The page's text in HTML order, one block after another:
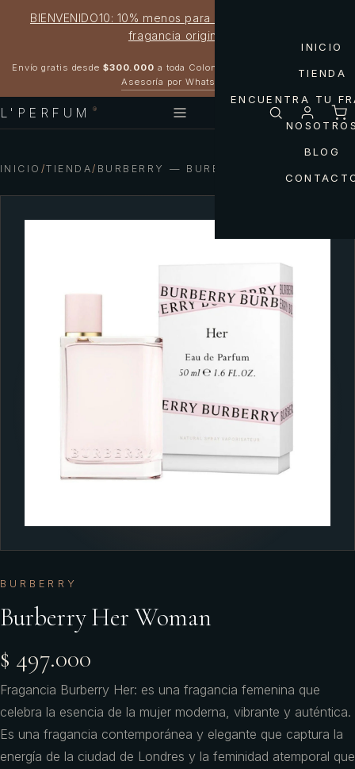
BIENVENIDO10: 10% menos para estrenar tu próxima
fragancia original
Envío gratis desde $300.000 a toda Colombia
Asesoría por WhatsApp
L'PERFUM ®
INICIO
TIENDA
ENCUENTRA TU
BLOG
INICIO /TIENDA/ BURBERRY — BURBERRY HER WOMAN
BURBERRY
Burberry Her Woman
$ 497.000
Fragancia Burberry Her: es una fragancia femenina que
celebra la esencia de la mujer moderna, vibrante y auténtica.
Es una fragancia contemporánea y elegante que captura la
energía de la ciudad de Londres y la feminidad atemporal que